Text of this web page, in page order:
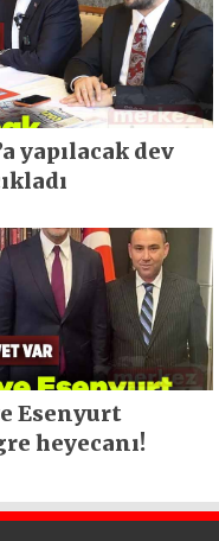
yapılacak dev
Esenyurt
heyecanı!